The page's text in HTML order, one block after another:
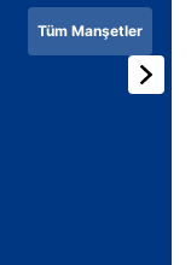
Tüm Manşetler